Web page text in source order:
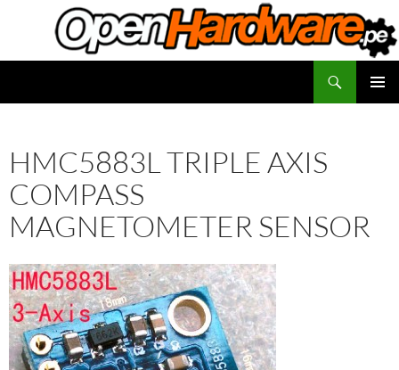
contenido
HMC5883L TRIPLE AXIS
COMPASS
MAGNETOMETER SENSOR